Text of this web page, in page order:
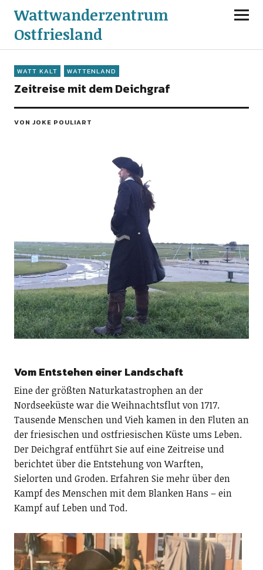
Wattwanderzentrum
Ostfriesland
WATT KALT WATTENLAND
Zeitreise mit dem Deichgraf
VON JOKE POULIART
Vom Entstehen einer Landschaft
Eine der größten Naturkatastrophen an der
Nordseeküste war die Weihnachtsflut von 1717.
Tausende Menschen und Vieh kamen in den Fluten an
der friesischen und ostfriesischen Küste ums Leben.
Der Deichgraf entführt Sie auf eine Zeitreise und
berichtet über die Entstehung von Warften,
Sielorten und Groden. Erfahren Sie mehr über den
Kampf des Menschen mit dem Blanken Hans – ein
Kampf auf Leben und Tod.